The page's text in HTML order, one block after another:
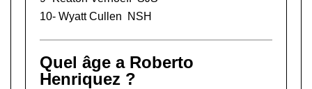
10- Wyatt Cullen NSH
Quel âge a Roberto
Henriquez ?